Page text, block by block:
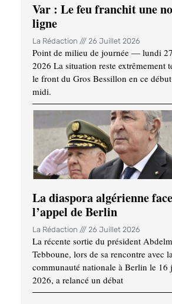
Var : Le feu franchit une
ligne
La Rédaction 26 Juillet 2026
Point de milieu de journée — lundi
2026 La situation reste extrêmement
le front du Gros Bessillon en ce début
midi.
La diaspora algérienne
l’appel de Berlin
La Rédaction 26 Juillet 2026
La récente sortie du président
Tebboune, lors de sa rencontre avec
communauté nationale à Berlin le 16
2026, a relancé un débat